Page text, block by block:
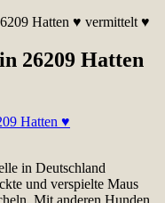
Hatten ♥ vermittelt ♥
26209 Hatten
in Deutschland
und verspielte Maus
Mit anderen Hunden